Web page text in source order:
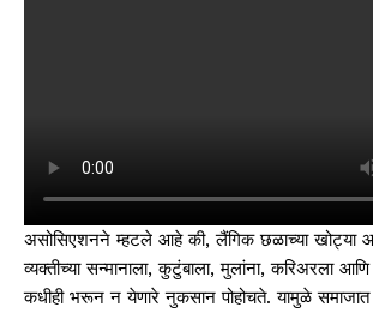
असोसिएशनने म्हटले आहे की, लैंगिक छळाच्या खोट्या
व्यक्तीच्या सन्मानाला, कुटुंबाला, मुलांना, करिअरला
कधीही भरून न येणारे नुकसान पोहोचते. यामुळे समाजात